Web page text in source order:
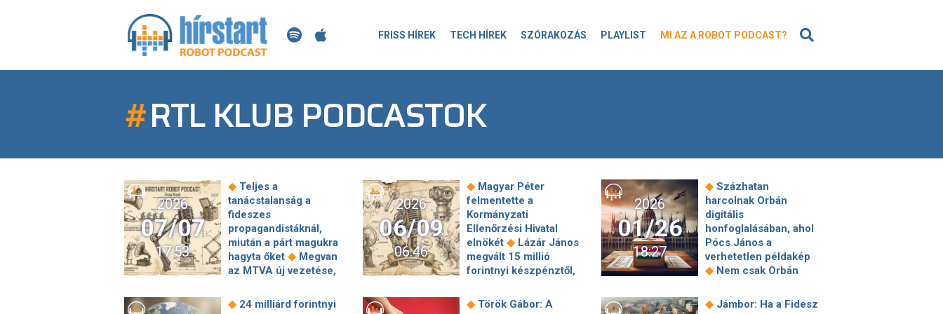
FRISS HÍREK TECH HÍREK SZÓRAKOZÁS PLAYLIST MI AZ A ROBOT PODCAST?
#RTL KLUB PODCASTOK
2026
07/07
17:53
◆ Teljes a
tanácstalanság a
fideszes
propagandistáknál,
miután a párt magukra
hagyta őket ◆ Megvan
az MTVA új vezetése,
Zsolt "Pitbullt", az M1
2026
06/09
06:46
◆ Magyar Péter
felmentette a
Kormányzati
Ellenőrzési Hivatal
elnökét ◆ Lázár János
megvált 15 millió
forintnyi készpénztől,
kap fizetést a családi
2026
01/26
18:27
◆ Százhatan
harcolnak Orbán
digitális
honfoglalásában, ahol
Pócs János a
verhetetlen példakép
◆ Nem csak Orbán
milliárdos uniós
◆ 24 milliárd forintnyi
◆ Török Gábor: A
◆ Jámbor: Ha a Fidesz